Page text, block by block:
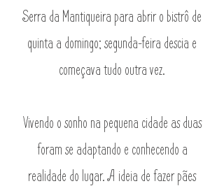
Serra da Mantiqueira para abrir o bistrô de
quinta a domingo; segunda-feira descia e
começava tudo outra vez.
Vivendo o sonho na pequena cidade as duas
foram se adaptando e conhecendo a
realidade do lugar. A ideia de fazer pães